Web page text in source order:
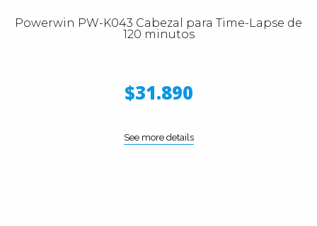
Powerwin PW-K043 Cabezal para Time-Lapse de
120 minutos
$31.890
See more details